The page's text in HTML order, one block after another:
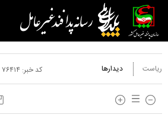
ریاست دیدارها کد خبر:۷۶۴۱۴